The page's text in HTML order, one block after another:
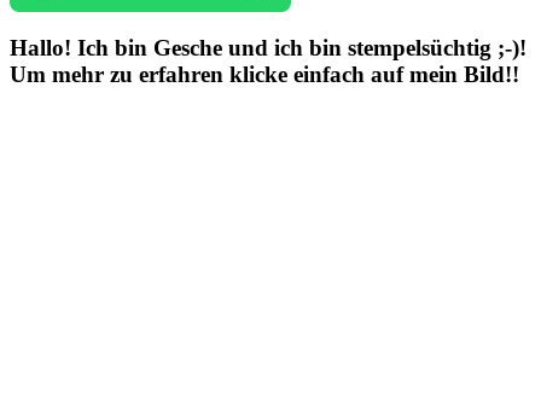
Hallo! Ich bin Gesche und ich bin stempelsüchtig ;-)!
Um mehr zu erfahren klicke einfach auf mein Bild!!